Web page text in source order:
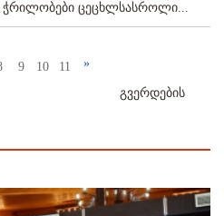
ჭრილობები ცეცხლსასროლი...
9 10 11 »
გვერდების